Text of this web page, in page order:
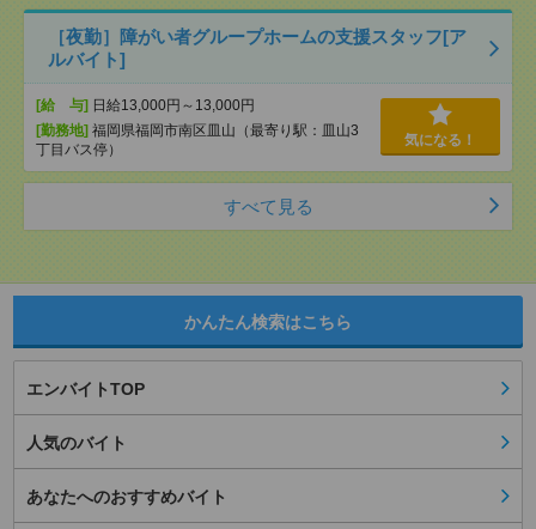
［夜勤］障がい者グループホームの支援スタッフ[ア
ルバイト]
[給 与] 日給13,000円～13,000円
[勤務地] 福岡県福岡市南区皿山（最寄り駅：皿山3
丁目バス停）
気になる！
すべて見る
かんたん検索はこちら
エンバイトTOP
人気のバイト
あなたへのおすすめバイト